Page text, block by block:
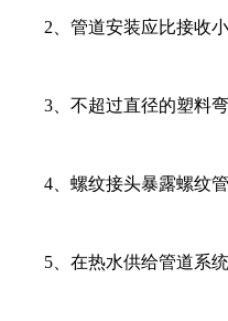
2、管道安装应比接收小
3、不超过直径的塑料弯
4、螺纹接头暴露螺纹管
5、在热水供给管道系统